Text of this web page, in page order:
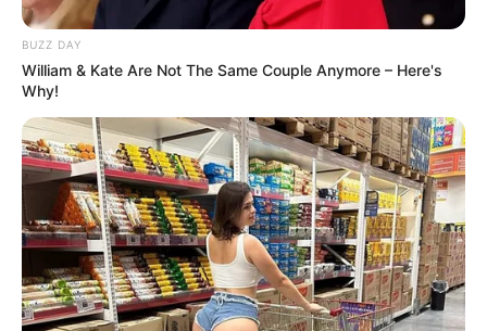
BUZZ DAY
William & Kate Are Not The Same Couple Anymore – Here's
Why!